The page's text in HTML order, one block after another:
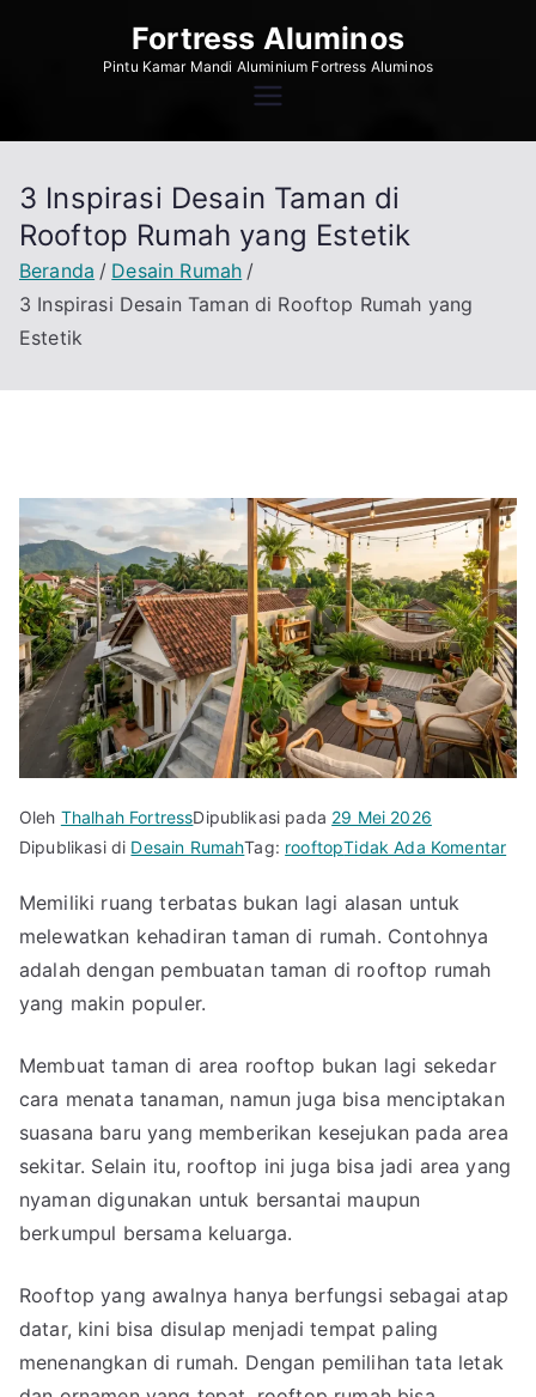
Fortress Aluminos
Pintu Kamar Mandi Aluminium Fortress Aluminos
3 Inspirasi Desain Taman di
Rooftop Rumah yang Estetik
Beranda
Desain Rumah
3 Inspirasi Desain Taman di Rooftop Rumah yang
Estetik
Oleh Thalhah FortressDipublikasi pada 29 Mei 2026
Dipublikasi di Desain RumahTag: rooftopTidak Ada Komentar
Memiliki ruang terbatas bukan lagi alasan untuk
melewatkan kehadiran taman di rumah. Contohnya
adalah dengan pembuatan taman di rooftop rumah
yang makin populer.
Membuat taman di area rooftop bukan lagi sekedar
cara menata tanaman, namun juga bisa menciptakan
suasana baru yang memberikan kesejukan pada area
sekitar. Selain itu, rooftop ini juga bisa jadi area yang
nyaman digunakan untuk bersantai maupun
berkumpul bersama keluarga.
Rooftop yang awalnya hanya berfungsi sebagai atap
datar, kini bisa disulap menjadi tempat paling
menenangkan di rumah. Dengan pemilihan tata letak